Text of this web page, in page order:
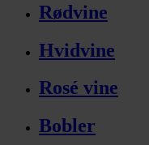
Rødvine
Hvidvine
Rosé vine
Bobler